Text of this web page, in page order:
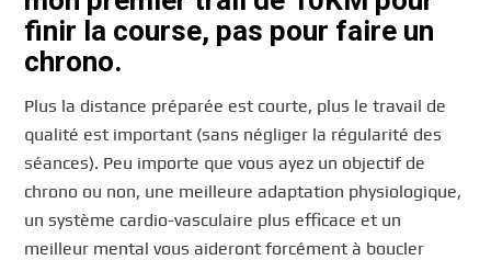
finir la course, pas pour faire un
chrono.
Plus la distance préparée est courte, plus le travail de
qualité est important (sans négliger la régularité des
séances). Peu importe que vous ayez un objectif de
chrono ou non, une meilleure adaptation physiologique,
un système cardio-vasculaire plus efficace et un
meilleur mental vous aideront forcément à boucler